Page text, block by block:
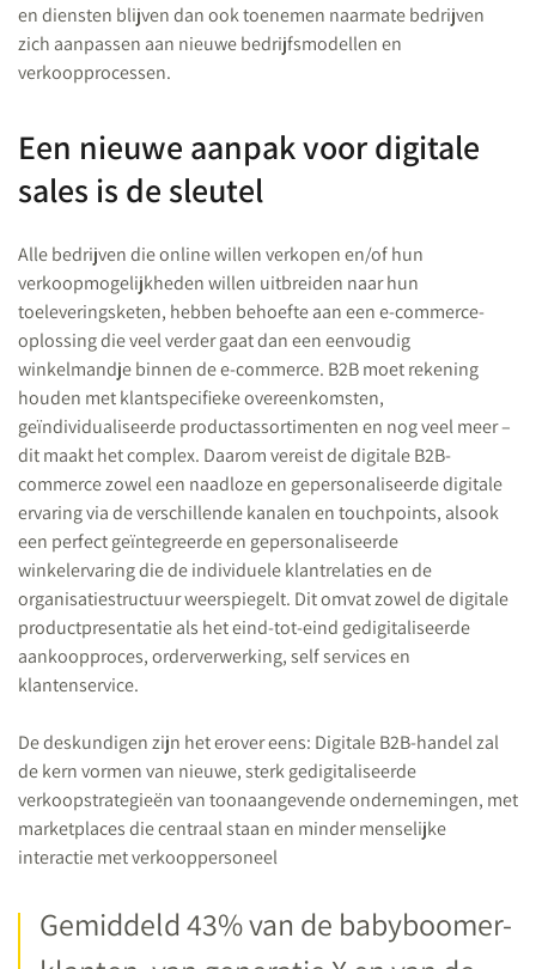
en diensten blijven dan ook toenemen naarmate bedrijven
zich aanpassen aan nieuwe bedrijfsmodellen en
verkoopprocessen.
Een nieuwe aanpak voor digitale
sales is de sleutel
Alle bedrijven die online willen verkopen en/of hun
verkoopmogelijkheden willen uitbreiden naar hun
toeleveringsketen, hebben behoefte aan een e-commerce-
oplossing die veel verder gaat dan een eenvoudig
winkelmandje binnen de e-commerce. B2B moet rekening
houden met klantspecifieke overeenkomsten,
geïndividualiseerde productassortimenten en nog veel meer –
dit maakt het complex. Daarom vereist de digitale B2B-
commerce zowel een naadloze en gepersonaliseerde digitale
ervaring via de verschillende kanalen en touchpoints, alsook
een perfect geïntegreerde en gepersonaliseerde
winkelervaring die de individuele klantrelaties en de
organisatiestructuur weerspiegelt. Dit omvat zowel de digitale
productpresentatie als het eind-tot-eind gedigitaliseerde
aankoopproces, orderverwerking, self services en
klantenservice.
De deskundigen zijn het erover eens: Digitale B2B-handel zal
de kern vormen van nieuwe, sterk gedigitaliseerde
verkoopstrategieën van toonaangevende ondernemingen, met
marketplaces die centraal staan en minder menselijke
interactie met verkooppersoneel
Gemiddeld 43% van de babyboomer-